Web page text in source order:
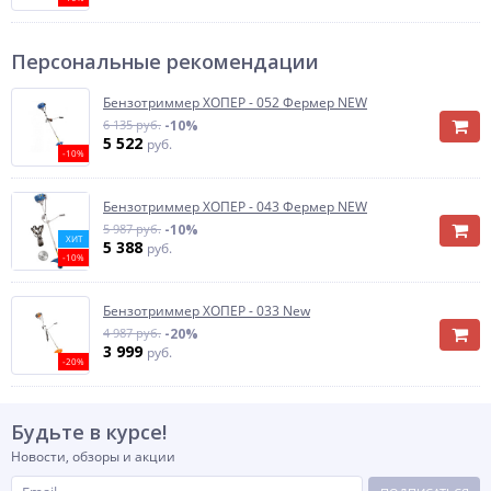
Персональные рекомендации
-10%
Бензотриммер ХОПЕР - 052 Фермер NEW
6 135 руб. -10%
5 522 руб.
ХИТ
-10%
Бензотриммер ХОПЕР - 043 Фермер NEW
5 987 руб. -10%
5 388 руб.
-20%
Бензотриммер ХОПЕР - 033 New
4 987 руб. -20%
3 999 руб.
Будьте в курсе!
Новости, обзоры и акции